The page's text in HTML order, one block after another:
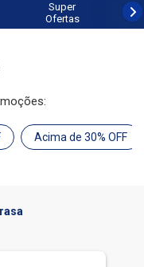
Super
Ofertas
Acima de 30% OFF